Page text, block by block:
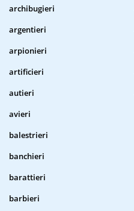
archibugieri
argentieri
arpionieri
artificieri
autieri
avieri
balestrieri
banchieri
barattieri
barbieri